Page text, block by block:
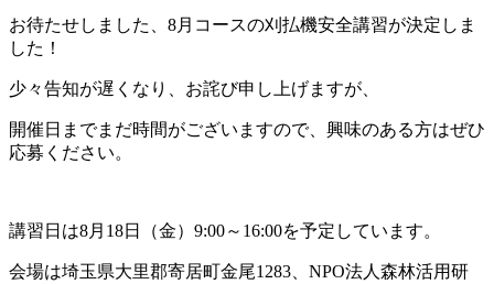
お待たせしました、8月コースの刈払機安全講習が決定しま
した！
少々告知が遅くなり、お詫び申し上げますが、
開催日までまだ時間がございますので、興味のある方はぜひ
応募ください。
講習日は8月18日（金）9:00～16:00を予定しています。
会場は埼玉県大里郡寄居町金尾1283、NPO法人森林活用研